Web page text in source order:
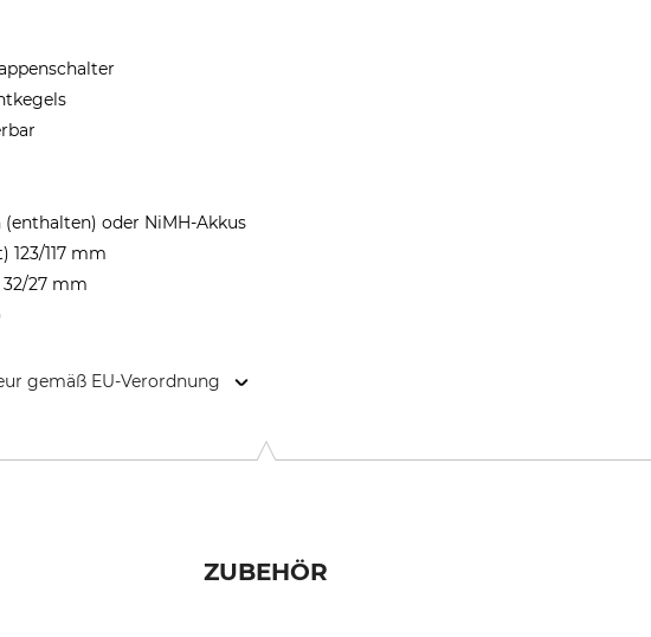
oder NiMH-Akkus
117 mm
27 mm
gemäß EU-Verordnung
ZUBEHÖR